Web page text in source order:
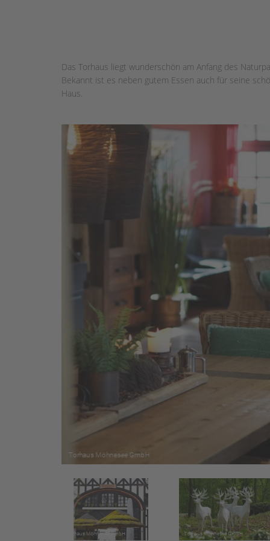
Das Torhaus liegt wunderschön am Anfang des
Bekannt ist es neben gutem Essen auch für seine
Haus.